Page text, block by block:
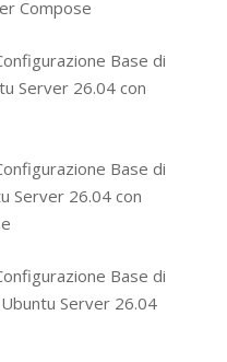
Compose
Base di
Server 26.04 con
Base di
Server 26.04 con
Base di
Server 26.04